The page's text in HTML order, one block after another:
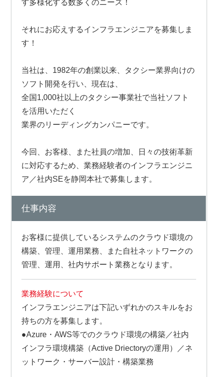
す多様化する数多くのニーズ！
それにお応えするインフラエンジニアを募集しま
す！
当社は、1982年の創業以来、タクシー業界向けの
ソフト開発を行い、現在は、
全国1,000社以上のタクシー事業社で当社ソフト
を活用いただく
業界のリーディングカンパニーです。
今回、お客様、また社員の増加、日々の技術革新
に対応するため、業務経験者のインフラエンジニ
ア／社内SEを静岡本社で募集します。
仕事内容
お客様に提供しているシステムのクラウド環境の
構築、管理、運用業務、また自社ネットワークの
管理、運用、社内サポート業務となります。
業務経験について
インフラエンジニアは下記いずれかのスキルをお
持ちの方を募集します。
●Azure・AWS等でのクラウド環境の構築／社内
インフラ環境構築（Active Driectoryの運用）／ネ
ットワーク・サーバー設計・構築業務